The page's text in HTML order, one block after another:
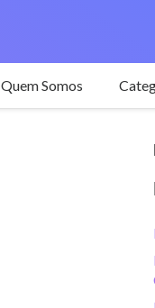
Quem Somos